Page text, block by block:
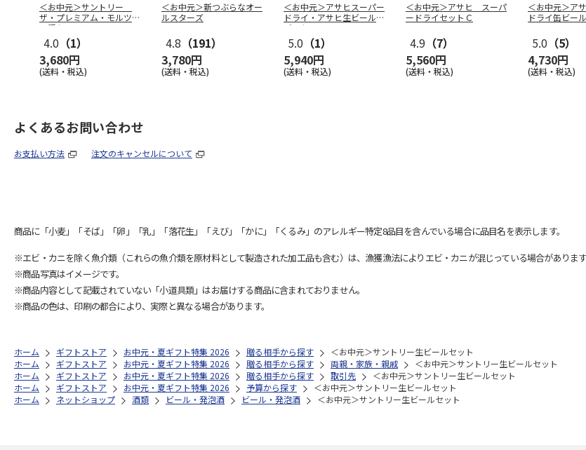
＜お中元＞サントリー
ザ・プレミアム・モルツ
５種セットＡ
4.0 （1）
3,680円
(送料・税込)
＜お中元＞新つぶらなオー
ルスターズ
4.8 （191）
3,780円
(送料・税込)
＜お中元＞アサヒスーパー
ドライ・アサヒ生ビールダ
ブルセット
5.0 （1）
5,940円
(送料・税込)
＜お中元＞アサヒ スーパ
ードライセットＣ
4.9 （7）
5,560円
(送料・税込)
＜お中元＞ア
ドライ缶ビー
5.0 （5）
4,730円
(送料・税込)
よくあるお問い合わせ
お支払い方法 注文のキャンセルについて
商品に「小麦」「そば」「卵」「乳」「落花生」「えび」「かに」「くるみ」のアレルギー特定8品目を含んでいる場合に品目名を表示します。
※エビ・カニを除く魚介類（これらの魚介類を原材料として製造された加工品も含む）は、漁獲漁法によりエビ・カニが混じっている場合がありま
※商品写真はイメージです。
※商品内容として記載されていない「小道具類」はお届けする商品に含まれておりません。
※商品の色は、印刷の都合により、実際と異なる場合があります。
ホーム ギフトストア お中元・夏ギフト特集 2026 贈る相手から探す
＜お中元＞サントリー生ビールセット
ホーム
ギフトストア お中元・夏ギフト特集 2026 贈る相手から探す 両親・家族・親戚
＜お中元＞サントリー生ビールセット
ホーム
ギフトストア お中元・夏ギフト特集 2026 贈る相手から探す 取引先
＜お中元＞サントリー生ビールセット
ホーム
ギフトストア お中元・夏ギフト特集 2026 予算から探す
＜お中元＞サントリー生ビールセット
ホーム
ネットショップ 酒類 ビール・発泡酒 ビール・発泡酒 ＜お中元＞サントリー生ビールセット